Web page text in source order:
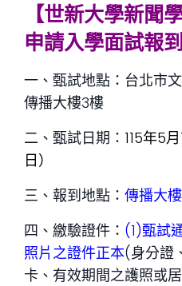
【世新大學新聞
申請入學面試報到
一、甄試地點：台北市
傳播大樓3樓
二、甄試日期： 115年5
日）
三、報到地點： 傳播大
四、繳驗證件： (1)甄試
照片之證件正本(身分證
卡、有效期間之護照或